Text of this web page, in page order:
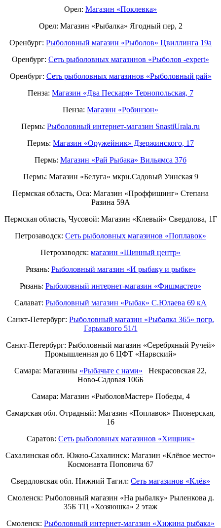
Орел: Магазин «Поклевка»
Орел: Магазин «Рыбалка» Ягодный пер, 2
Оренбург: Рыболовный магазин «Рыболов» Цвиллинга 19а
Оренбург: Сеть рыболовных магазинов «Рыболов -expert»
Оренбург: Сеть рыболовных магазинов «Рыболовный рай»
Пенза: Магазин «Два Пескаря» Тернопольская, 7
Пенза: Магазин «Робинзон»
Пермь: Рыболовный интернет-магазин SnastiUrala.ru
Пермь: Магазин «Оружейник» Дзержинского, 17
Пермь: Магазин «Рай Рыбака» Вильямса 37б
Пермь: Магазин «Белуга» мкрн.Садовый Уинская 9
Пермская область, Оса: Магазин «Проффишинг» Степана
Разина 59А
Пермская область, Чусовой: Магазин «Клевый» Свердлова, 1Г
Петрозаводск: Сеть рыболовных магазинов «Поплавок»
Петрозаводск: магазин «Шинный центр»
Рязань: Рыболовный магазин «И рыбаку и рыбке»
Рязань: Рыболовный интернет-магазин «Фишмастер»
Салават: Рыболовный магазин «Рыбак» С.Юлаева 69 кА
Санкт-Петербург: Рыболовный магазин «Рыбалка 365» погр.
Гарькавого 51/1
Санкт-Петербург: Рыболовный магазин «Серебряный Ручей»
Промышленная до 6 ЦФТ «Нарвский»
Самара: Магазины «Рыбачьте с нами» Некрасовская 22,
Ново-Садовая 106Б
Самара: Магазин «РыболовМастер» Победы, 4
Самарская обл. Отрадный: Магазин «Поплавок» Пионерская,
16
Саратов: Сеть рыболовных магазинов «Хищник»
Сахалинская обл. Южно-Сахалинск: Магазин «Клёвое место»
Космонавта Поповича 67
Свердловская обл. Нижний Тагил: Cеть магазинов «Клёв»
Смоленск: Рыболовный магазин «На рыбалку» Рыленкова д.
35Б ТЦ «Хозяюшка» 2 этаж
Смоленск: Рыболовный интернет-магазин «Хижина рыбака»